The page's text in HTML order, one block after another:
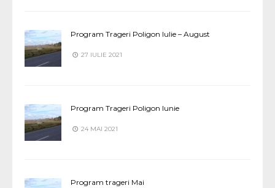
Program Trageri Poligon Iulie – August
27 IULIE 2021
Program Trageri Poligon Iunie
24 MAI 2021
Program trageri Mai